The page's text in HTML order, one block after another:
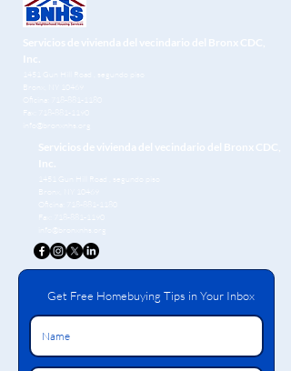
Servicios de vivienda del vecindario del Bronx CDC,
Inc.
1451 Gun Hill Road
, segundo piso
Bronx, NY 10469
Oficina:
718-881-1180
Fax:
718-881-1190
info@bronxnhs.org
Servicios de vivienda del vecindario del Bronx CDC,
Inc.
1451 Gun Hill Road
, segundo piso
Bronx, NY 10469
Oficina:
718-881-1180
Fax:
718-881-1190
info@bronxnhs.org
Get Free Homebuying Tips in Your Inbox